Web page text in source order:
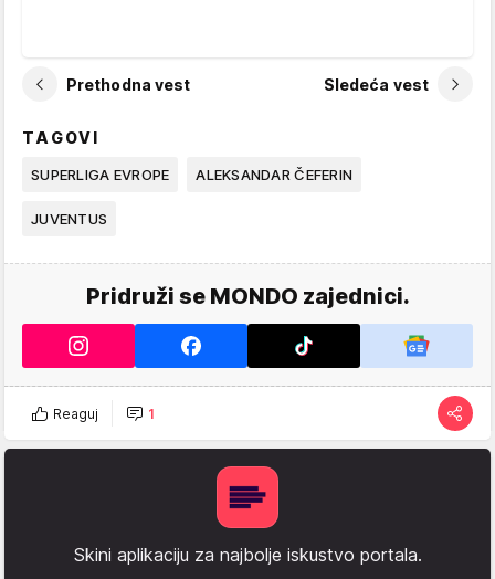
Prethodna vest Sledeća vest
TAGOVI
SUPERLIGA EVROPE ALEKSANDAR ČEFERIN
JUVENTUS
Pridruži se MONDO zajednici.
Reaguj 1
Skini aplikaciju za najbolje iskustvo portala.